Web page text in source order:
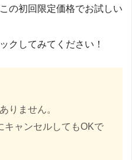
の初回限定価格でお試しい
クしてみてください！
りません。
キャンセルしてもOKで